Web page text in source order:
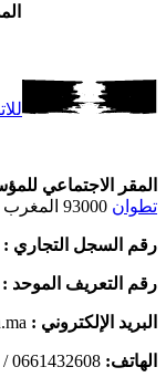
المقر الاجتماعي
تطوان
رقم السجل التجاري :
رقم التعريف الموحد :
البريد الإلكتروني :
الهاتف: 0661432608 / 0610120215